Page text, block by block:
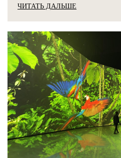
ЧИТАТЬ ДАЛЬШЕ